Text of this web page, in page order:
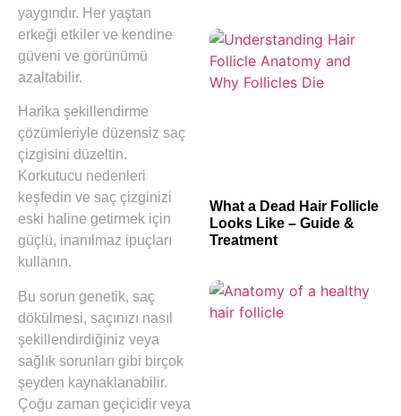
yaygındır. Her yaştan
erkeği etkiler ve kendine
güveni ve görünümü
azaltabilir.
Harika şekillendirme
çözümleriyle düzensiz saç
çizgisini düzeltin.
Korkutucu nedenleri
keşfedin ve saç çizginizi
eski haline getirmek için
güçlü, inanılmaz ipuçları
kullanın.
Bu sorun genetik, saç
dökülmesi, saçınızı nasıl
şekillendirdiğiniz veya
sağlık sorunları gibi birçok
şeyden kaynaklanabilir.
Çoğu zaman geçicidir veya
What a Dead Hair Follicle
Looks Like – Guide &
Treatment